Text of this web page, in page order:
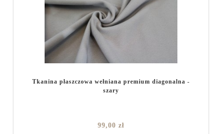
Tkanina płaszczowa wełniana premium diagonalna -
szary
99,00 zł